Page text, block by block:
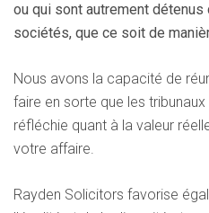
ou qui sont autrement
sociétés, que ce soit de
Nous avons la capacité de
faire en sorte que les
réfléchie quant à la valeur
votre affaire.
Rayden Solicitors favorise